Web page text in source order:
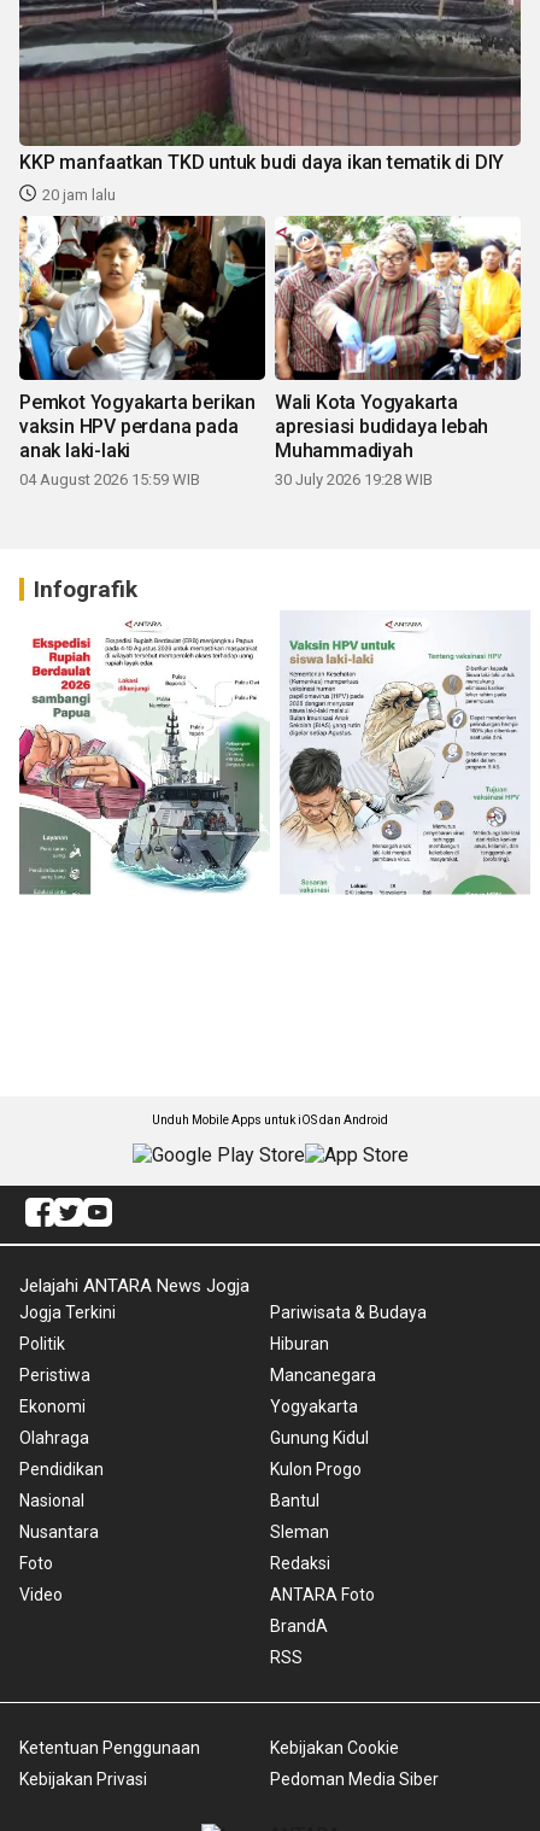
KKP manfaatkan TKD untuk budi daya ikan tematik di DIY
20 jam lalu
Pemkot Yogyakarta berikan
vaksin HPV perdana pada
anak laki-laki
04 August 2026 15:59 WIB
Wali Kota Yogyakarta
apresiasi budidaya lebah
Muhammadiyah
30 July 2026 19:28 WIB
Infografik
Unduh Mobile Apps untuk iOS dan Android
Jelajahi ANTARA News Jogja
Jogja Terkini
Politik
Peristiwa
Ekonomi
Olahraga
Pendidikan
Nasional
Nusantara
Foto
Video
Pariwisata & Budaya
Hiburan
Mancanegara
Yogyakarta
Gunung Kidul
Kulon Progo
Bantul
Sleman
Redaksi
ANTARA Foto
BrandA
RSS
Ketentuan Penggunaan
Kebijakan Privasi
Kebijakan Cookie
Pedoman Media Siber